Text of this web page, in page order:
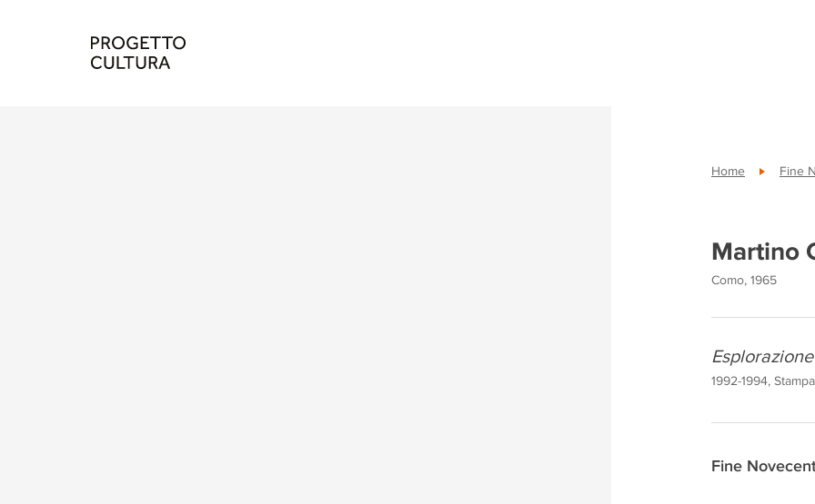
Home Fine
Martino
Como, 1965
Esplorazione
1992-1994,
Fine